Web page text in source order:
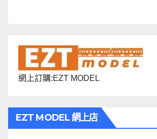
網上訂購:EZT MODEL
EZT MODEL 網上店